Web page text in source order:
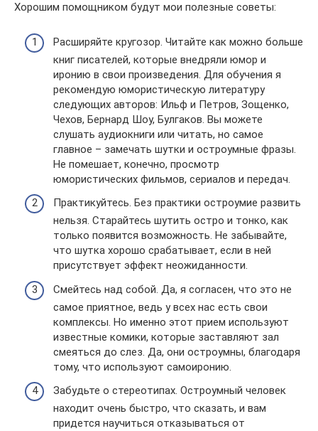
Хорошим помощником будут мои полезные советы:
Расширяйте кругозор. Читайте как можно больше
книг писателей, которые внедряли юмор и
иронию в свои произведения. Для обучения я
рекомендую юмористическую литературу
следующих авторов: Ильф и Петров, Зощенко,
Чехов, Бернард Шоу, Булгаков. Вы можете
слушать аудиокниги или читать, но самое
главное – замечать шутки и остроумные фразы.
Не помешает, конечно, просмотр
юмористических фильмов, сериалов и передач.
Практикуйтесь. Без практики остроумие развить
нельзя. Старайтесь шутить остро и тонко, как
только появится возможность. Не забывайте,
что шутка хорошо срабатывает, если в ней
присутствует эффект неожиданности.
Смейтесь над собой. Да, я согласен, что это не
самое приятное, ведь у всех нас есть свои
комплексы. Но именно этот прием используют
известные комики, которые заставляют зал
смеяться до слез. Да, они остроумны, благодаря
тому, что используют самоиронию.
Забудьте о стереотипах. Остроумный человек
находит очень быстро, что сказать, и вам
придется научиться отказываться от